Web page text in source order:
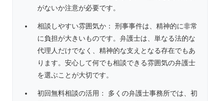
がないか注意が必要です。
相談しやすい雰囲気か： 刑事事件は、精神的に非常
に負担が大きいものです。弁護士は、単なる法的な
代理人だけでなく、精神的な支えとなる存在でもあ
ります。安心して何でも相談できる雰囲気の弁護士
を選ぶことが大切です。
初回無料相談の活用： 多くの弁護士事務所では、初